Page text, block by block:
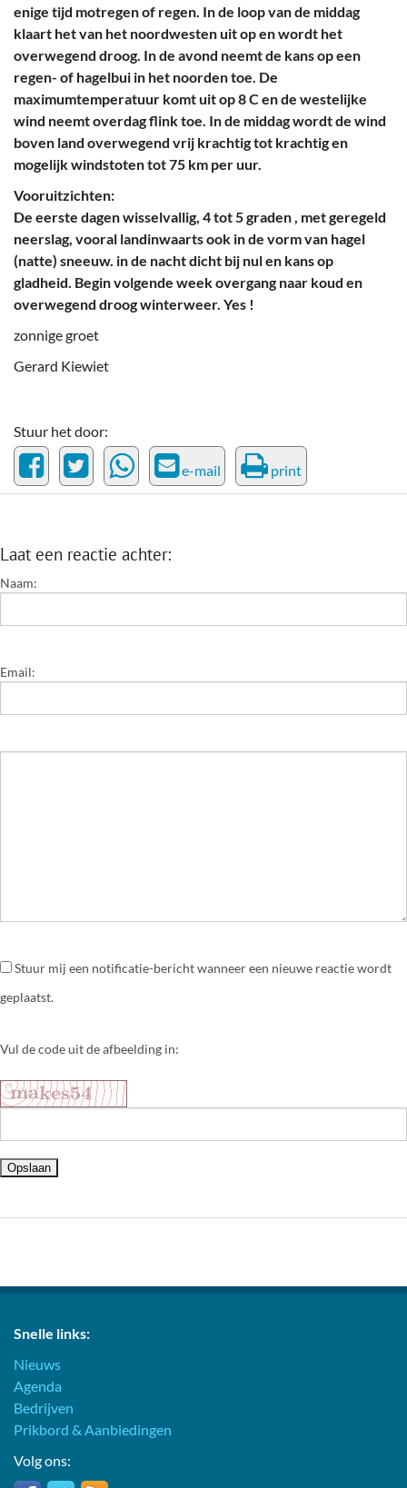
enige tijd motregen of regen. In de loop van de middag
klaart het van het noordwesten uit op en wordt het
overwegend droog. In de avond neemt de kans op een
regen- of hagelbui in het noorden toe. De
maximumtemperatuur komt uit op 8 C en de westelijke
wind neemt overdag flink toe. In de middag wordt de wind
boven land overwegend vrij krachtig tot krachtig en
mogelijk windstoten tot 75 km per uur.
Vooruitzichten:
De eerste dagen wisselvallig, 4 tot 5 graden , met geregeld
neerslag, vooral landinwaarts ook in de vorm van hagel
(natte) sneeuw. in de nacht dicht bij nul en kans op
gladheid. Begin volgende week overgang naar koud en
overwegend droog winterweer. Yes !
zonnige groet
Gerard Kiewiet
Stuur het door:
e-mail print
Laat een reactie achter:
Naam:
Email:
Stuur mij een notificatie-bericht wanneer een nieuwe reactie wordt
geplaatst.
Vul de code uit de afbeelding in:
Snelle links:
Nieuws
Agenda
Bedrijven
Prikbord & Aanbiedingen
Volg ons: